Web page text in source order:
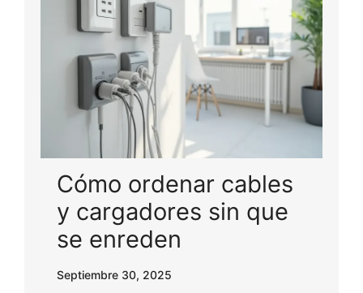
Cómo ordenar cables
y cargadores sin que
se enreden
Septiembre 30, 2025